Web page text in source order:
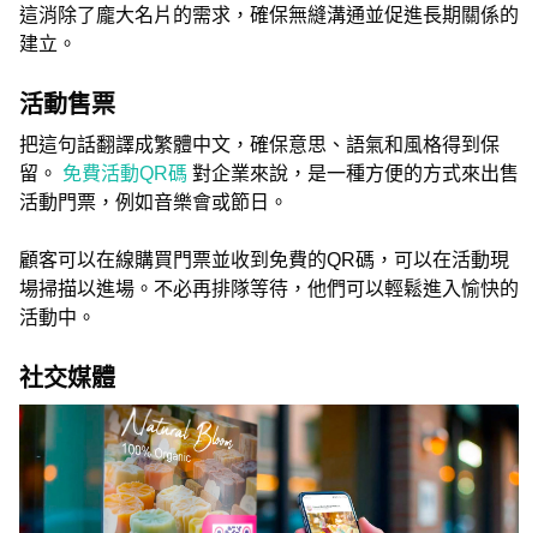
這消除了龐大名片的需求，確保無縫溝通並促進長期關係的
建立。
活動售票
把這句話翻譯成繁體中文，確保意思、語氣和風格得到保
留。 免費活動QR碼 對企業來說，是一種方便的方式來出售
活動門票，例如音樂會或節日。
顧客可以在線購買門票並收到免費的QR碼，可以在活動現
場掃描以進場。不必再排隊等待，他們可以輕鬆進入愉快的
活動中。
社交媒體